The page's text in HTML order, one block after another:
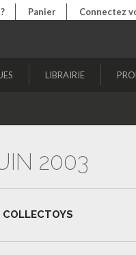
Panier Connectez
LIBRAIRIE
2003
COLLECTOYS